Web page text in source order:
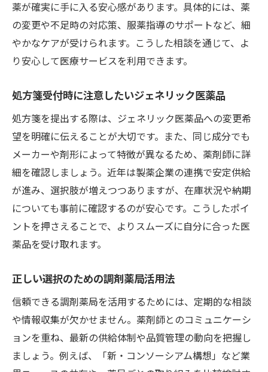
薬が確実に手に入る安心感があります。具体的には、薬
の変更や不足時の対応策、服薬指導のサポートなど、細
やかなケアが受けられます。こうした相談を通じて、よ
り安心して医療サービスを利用できます。
処方箋受付時に注意したいジェネリック医薬品
処方箋を提出する際は、ジェネリック医薬品への変更希
望を明確に伝えることが大切です。また、同じ成分でも
メーカーや剤形によって特徴が異なるため、薬剤師に詳
細を確認しましょう。近年は製薬企業の連携で安定供給
が進み、選択肢が増えつつありますが、在庫状況や納期
についても事前に確認するのが安心です。こうしたポイ
ントを押さえることで、よりスムーズに自分に合った医
薬品を受け取れます。
正しい選択のための調剤薬局活用法
信頼できる調剤薬局を活用するためには、定期的な相談
や情報収集が欠かせません。薬剤師とのコミュニケーシ
ョンを重ね、最新の供給体制や品質管理の動向を把握し
ましょう。例えば、「新・コンソーシアム構想」など業